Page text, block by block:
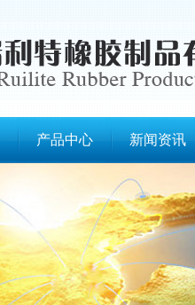
产品中心 新闻资讯